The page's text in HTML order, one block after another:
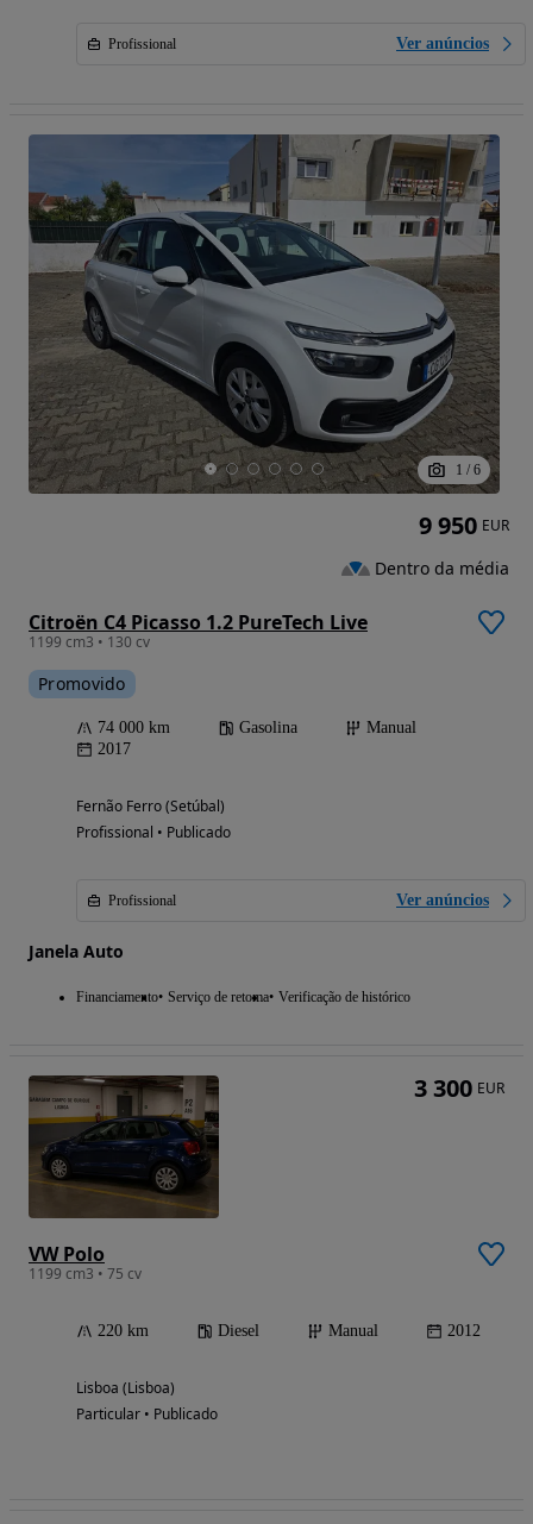
Profissional Ver anúncios
1 / 6
Citroën C4 Picasso 1.2 PureTech Live
1199 cm3 • 130 cv
Promovido
74 000 km Gasolina
Manual
2017
Fernão Ferro (Setúbal)
Profissional • Publicado
Profissional Ver anúncios
Janela Auto
Financiamento Serviço de retoma Verificação de histórico
9 950 EUR
Dentro da média
VW Polo
1199 cm3 • 75 cv
220 km Diesel Manual 2012
Lisboa (Lisboa)
Particular • Publicado
3 300 EUR